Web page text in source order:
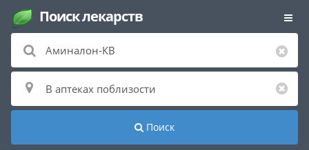
Поиск лекарств
Поиск